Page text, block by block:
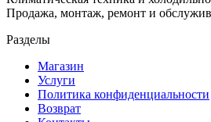
Продажа, монтаж, ремонт и
Разделы
Магазин
Услуги
Политика конфиденциальности
Возврат